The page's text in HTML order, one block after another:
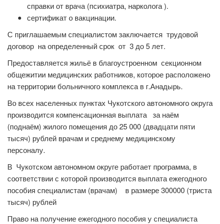
справки от врача (психиатра, нарколога ).
сертификат о вакцинации.
С приглашаемым специалистом заключается трудовой
договор на определенный срок от 3 до 5 лет.
Предоставляется жильё в благоустроенном секционном
общежитии медицинских работников, которое расположено
на территории больничного комплекса в г.Анадырь.
Во всех населенных пунктах Чукотского автономного округа
производится компенсационная выплата за наём
(поднаём) жилого помещения до 25 000 (двадцати пяти
тысяч) рублей врачам и среднему медицинскому
персоналу.
В Чукотском автономном округе работает программа, в
соответствии с которой производится выплата ежегодного
пособия специалистам (врачам) в размере 300000 (триста
тысяч) рублей
Право на получение ежегодного пособия у специалиста